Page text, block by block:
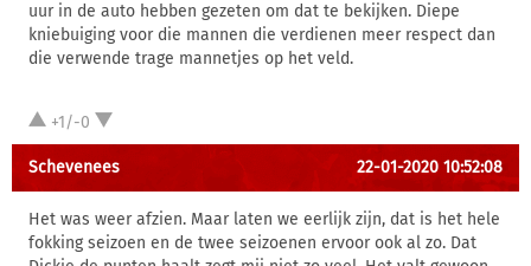
uur in de auto hebben gezeten om dat te bekijken. Diepe
kniebuiging voor die mannen die verdienen meer respect dan
die verwende trage mannetjes op het veld.
+1/-0
Schevenees 22-01-2020 10:52:08
Het was weer afzien. Maar laten we eerlijk zijn, dat is het hele
fokking seizoen en de twee seizoenen ervoor ook al zo. Dat